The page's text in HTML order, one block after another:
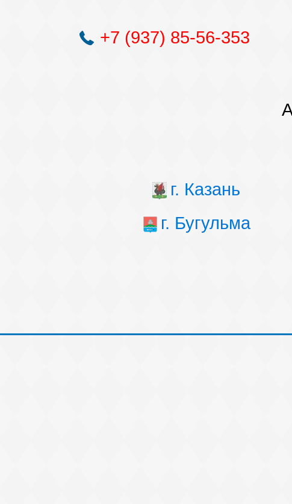
+7 (937) 85-56-353
г. Казань
г. Бугульма